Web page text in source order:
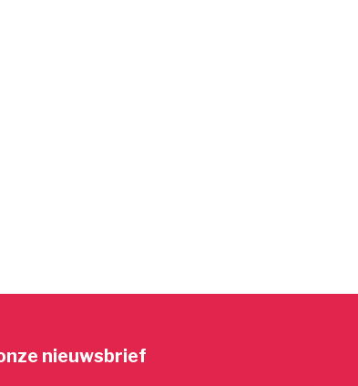
nieuwsbrief